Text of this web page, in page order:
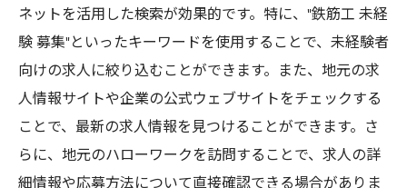
ネットを活用した検索が効果的です。特に、"鉄筋工 未経
験 募集"といったキーワードを使用することで、未経験者
向けの求人に絞り込むことができます。また、地元の求
人情報サイトや企業の公式ウェブサイトをチェックする
ことで、最新の求人情報を見つけることができます。さ
らに、地元のハローワークを訪問することで、求人の詳